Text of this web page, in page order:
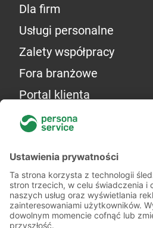
Dla firm
Usługi personalne
Zalety współpracy
Fora branżowe
Portal klienta
Więcej o nas
Kilka słów o nas
Oddziały
Akademia